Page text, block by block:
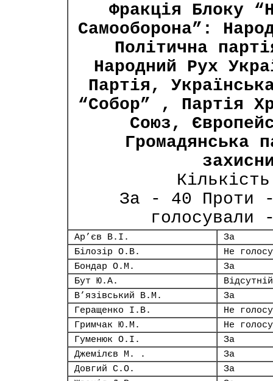
Фракція Блоку
Самооборона”:
Політична
Народний Рух
Партія,
“Собор” , Партія
Союз,
Громадянська
За - 40 Проти
Ар’єв В.І.
За
Білозір О.В.
Не
Бондар О.М.
За
Бут Ю.А.
Відсутній
В’язівський В.М.
За
Геращенко І.В.
Не
Гримчак Ю.М.
Не
Гуменюк О.І.
За
Джемілєв М. .
За
Довгий С.О.
За